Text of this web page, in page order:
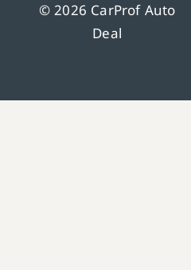
© 2026 CarProf Auto
Deal